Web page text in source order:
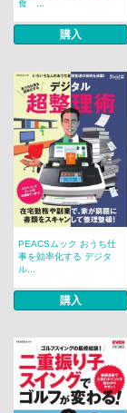
食 ...
購入
PEACSムック おうち仕
事を効率化する デジタ
ル...
購入